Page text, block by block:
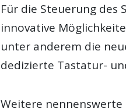
Für die Steuerung des
innovative
unter anderem die
dedizierte Tastatur-
Weitere nennenswerte